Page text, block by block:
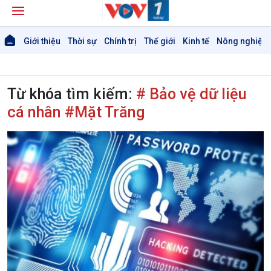
Giới thiệu Thời sự Chính trị Thế giới Kinh tế Nông nghiệp
Thời sự 6h
Thời sự 12h
Thời sự 18h
Thời sự 21h30
Bản tin
Chuyên mục
Theo dòng Thời sự
Chính trị
Thế giới
Từ khóa tìm kiếm: # Bảo vệ dữ liệu
cá nhân #Mặt Trăng